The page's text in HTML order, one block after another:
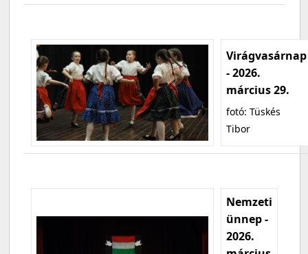
Virágvasárnap
- 2026.
március 29.
fotó: Tüskés
Tibor
Nemzeti
ünnep -
2026.